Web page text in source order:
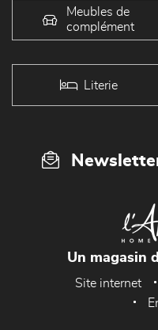
Meubles de
complément
Literie
Un magasin
Site internet